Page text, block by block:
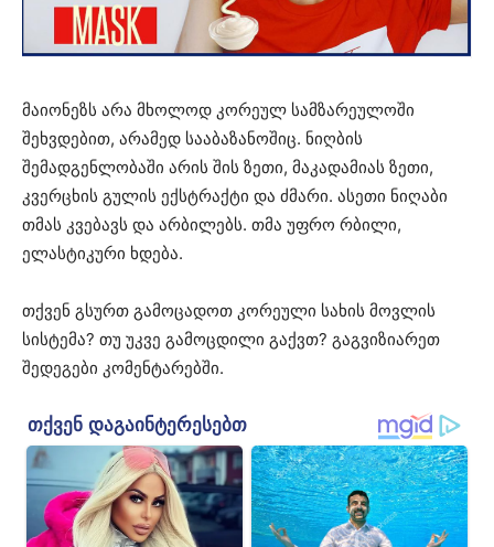
მაიონეზს არა მხოლოდ კორეულ სამზარეულოში
შეხვდებით, არამედ სააბაზანოშიც. ნიღბის
შემადგენლობაში არის შის ზეთი, მაკადამიას ზეთი,
კვერცხის გულის ექსტრაქტი და ძმარი. ასეთი ნიღაბი
თმას კვებავს და არბილებს. თმა უფრო რბილი,
ელასტიკური ხდება.
თქვენ გსურთ გამოცადოთ კორეული სახის მოვლის
სისტემა? თუ უკვე გამოცდილი გაქვთ? გაგვიზიარეთ
შედეგები კომენტარებში.